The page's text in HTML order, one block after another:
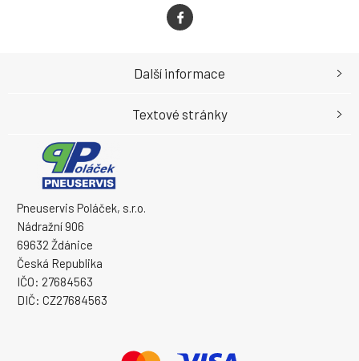
Pneuservis Poláček, s.r.o.
Nádražní 906
69632 Ždánice
Česká Republika
IČO: 27684563
DIČ: CZ27684563
Další informace
Textové stránky